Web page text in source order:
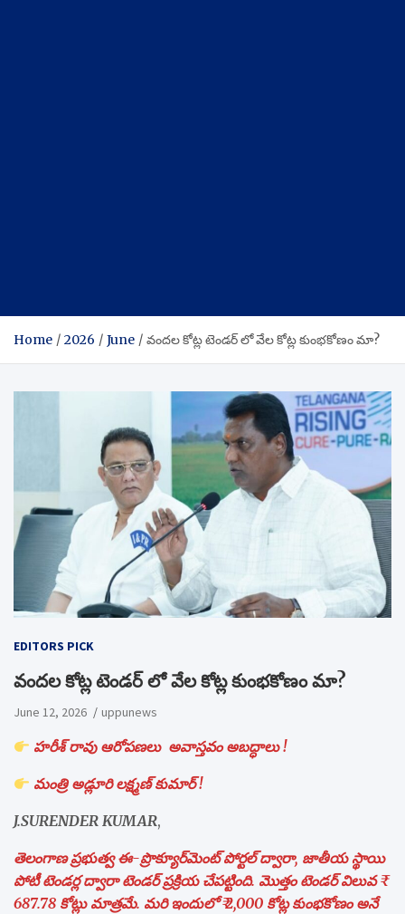
Home 2026 June వందల కోట్ల టెండర్ లో వేల కోట్ల కుంభకోణం మా?
EDITORS PICK
వందల కోట్ల టెండర్ లో వేల కోట్ల కుంభకోణం మా?
June 12, 2026 uppunews
హరీశ్ రావు ఆరోపణలు అవాస్తవం అబద్ధాలు !
మంత్రి అడ్లూరి లక్ష్మణ్ కుమార్ !
J.SURENDER KUMAR,
తెలంగాణ ప్రభుత్వ ఈ-ప్రొక్యూర్‌మెంట్ పోర్టల్ ద్వారా, జాతీయ స్థాయి
పోటీ టెండర్ల ద్వారా టెండర్ ప్రక్రియ చేపట్టింది. మొత్తం టెండర్ విలువ ₹
687.78 కోట్లు మాత్రమే. మరి ఇందులో ₹ 2,000 కోట్ల కుంభకోణం అనే